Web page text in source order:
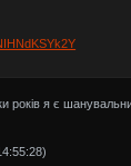
років я є